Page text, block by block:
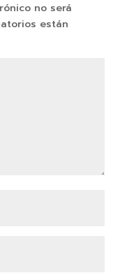
no será
están